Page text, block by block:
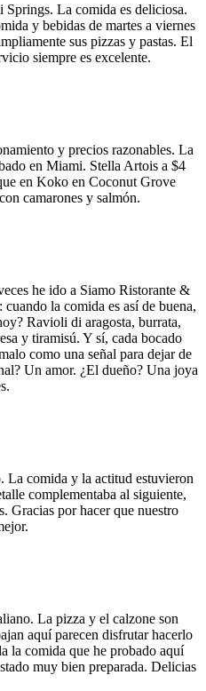
La comida es deliciosa.
y bebidas de martes a viernes
sus pizzas y pastas. El
siempre es excelente.
y precios razonables. La
en Miami. Stella Artois a $4
en Koko en Coconut Grove
camarones y salmón.
he ido a Siamo Ristorante &
la comida es así de buena,
Ravioli di aragosta, burrata,
y tiramisú. Y sí, cada bocado
como una señal para dejar de
Un amor. ¿El dueño? Una joya
La comida y la actitud estuvieron
complementaba al siguiente,
Gracias por hacer que nuestro
La pizza y el calzone son
aquí parecen disfrutar hacerlo
la comida que he probado aquí
muy bien preparada. Delicias